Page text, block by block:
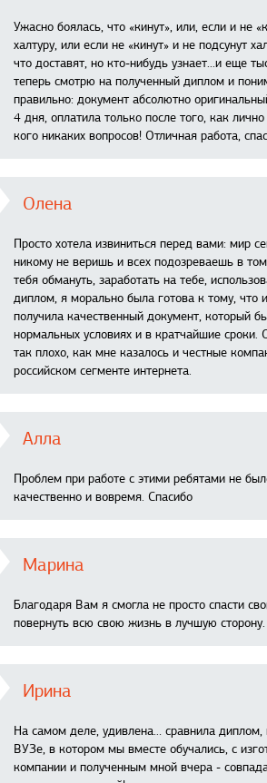
Ужасно боялась, что «кинут», или, если и не
халтуру, или если не «кинут» и не подсунут
что доставят, но кто-нибудь узнает...и еще
теперь смотрю на полученный диплом и
правильно: документ абсолютно
4 дня, оплатила только после того, как
кого никаких вопросов! Отличная работа,
Олена
Просто хотела извиниться перед вами: мир
никому не веришь и всех подозреваешь в
тебя обмануть, заработать на тебе,
диплом, я морально была готова к тому, что
получила качественный документ, который
нормальных условиях и в кратчайшие сроки.
так плохо, как мне казалось и честные
российском сегменте интернета.
Алла
Проблем при работе с этими ребятами не
качественно и вовремя. Спасибо
Марина
Благодаря Вам я смогла не просто спасти
повернуть всю свою жизнь в лучшую
Ирина
На самом деле, удивлена… сравнила
ВУЗе, в котором мы вместе обучались, с
компании и полученным мной вчера -